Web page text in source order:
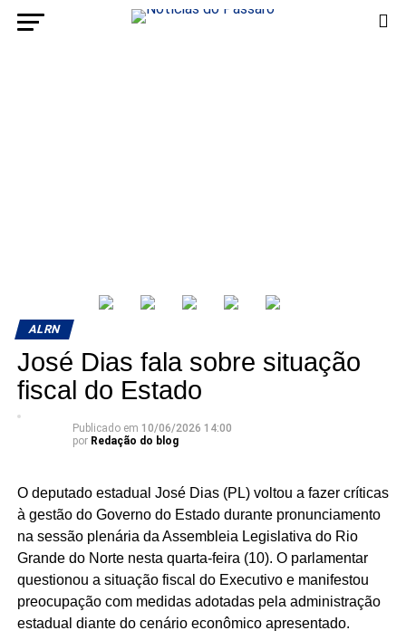
ALRN
José Dias fala sobre situação
fiscal do Estado
Publicado em 10/06/2026 14:00
por Redação do blog
O deputado estadual José Dias (PL) voltou a fazer críticas
à gestão do Governo do Estado durante pronunciamento
na sessão plenária da Assembleia Legislativa do Rio
Grande do Norte nesta quarta-feira (10). O parlamentar
questionou a situação fiscal do Executivo e manifestou
preocupação com medidas adotadas pela administração
estadual diante do cenário econômico apresentado.